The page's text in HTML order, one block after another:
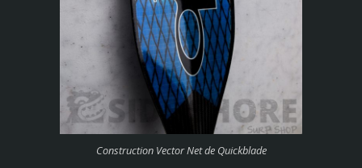
Construction Vector Net de Quickblade